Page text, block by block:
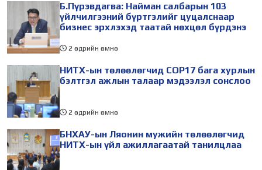
Б.Пүрэвдагва: Найман салбарын 103
үйлчилгээний бүртгэлийг цуцалснаар
бизнес эрхлэхэд таатай нөхцөл бүрдэнэ
2 өдрийн өмнө
НИТХ-ын төлөөлөгчид COP17 бага хурлын
бэлтгэл ажлын талаар мэдээлэл сонслоо
2 өдрийн өмнө
БНХАУ-ын Ляонин мужийн төлөөлөгчид
НИТХ-ын үйл ажиллагаатай танилцлаа